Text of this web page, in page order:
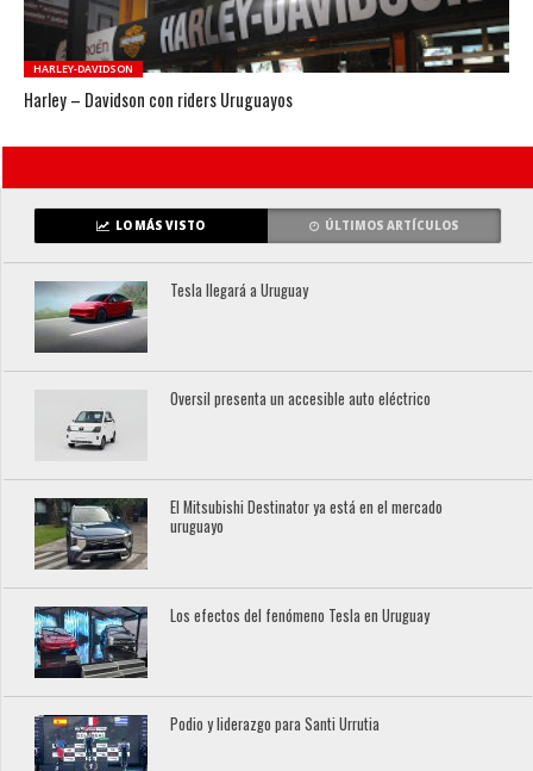
HARLEY-DAVIDSON
Harley – Davidson con riders Uruguayos
Tesla llegará a Uruguay
uruguayo